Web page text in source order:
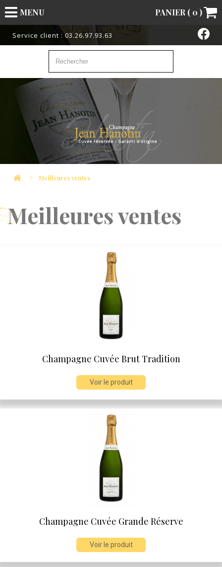
MENU PANIER ( 0 )
Service client : 03.26.97.93.63
Meilleures ventes
Meilleures ventes
Champagne Cuvée Brut Tradition
Voir le produit
Champagne Cuvée Grande Réserve
Voir le produit